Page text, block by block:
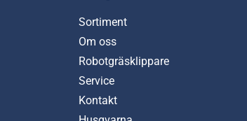
Sortiment
Om oss
Robotgräsklippare
Service
Kontakt